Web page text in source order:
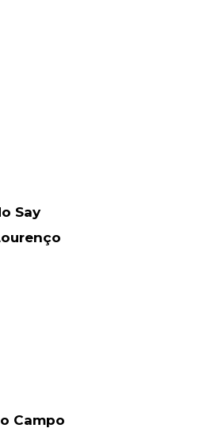
Say
Campo